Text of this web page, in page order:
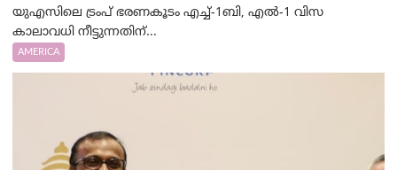
യുഎസിലെ ട്രംപ് ഭരണകൂടം എച്ച്-1ബി, എൽ-1 വിസ
കാലാവധി നീട്ടുന്നതിന്...
AMERICA